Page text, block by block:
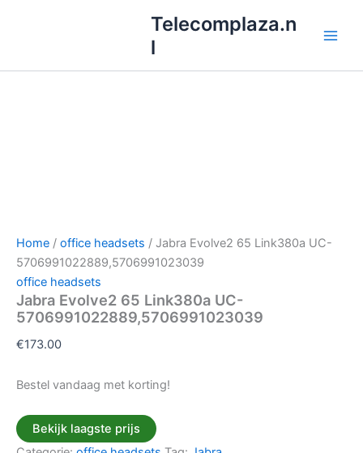
inhoud
Telecomplaza.n
l
Home / office headsets / Jabra Evolve2 65 Link380a UC-
5706991022889,5706991023039
office headsets
Jabra Evolve2 65 Link380a UC-
5706991022889,5706991023039
€173.00
Bestel vandaag met korting!
Bekijk laagste prijs